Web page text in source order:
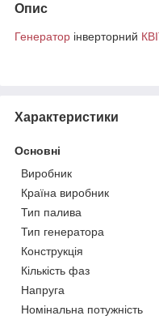
Опис
Генератор інверторний
Характеристики
Основні
Виробник
Країна виробник
Тип палива
Тип генератора
Конструкція
Кількість фаз
Напруга
Номінальна потужність